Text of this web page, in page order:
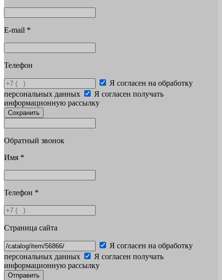
E-mail *
Телефон
Я согласен на обработку
персональных данных
Я согласен получать
информационную рассылку
Сохранить
Обратный звонок
Имя *
Телефон *
Страница сайта
Я согласен на обработку
персональных данных
Я согласен получать
информационную рассылку
Отправить